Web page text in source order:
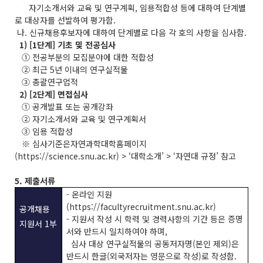
자기소개서와 교육 및 연구계획, 임용적합성 등에 대하여 단계별
로 대상자를 선발하여 평가함.
나. 신규채용후보자에 대하여 단계별로 다음 각 호의 사항을 심사함.
1) [1단계] 기초 및 전공심사
① 전공부분의 모집분야에 대한 적합성
② 최근 5년 이내의 연구실적물
③ 총괄연구업적
2) [2단계] 면접심사
① 공개발표 또는 공개강좌
② 자기소개서와 교육 및 연구계획서
③ 임용 적합성
※ 심사기준은자연과학대학홈페이지
(https://science.snu.ac.kr) > ‘대학소개’ > ‘자연대 규정’ 참고
5. 제출서류
공개채용
지원서 1부
- 온라인 지원
(https://facultyrecruitment.snu.ac.kr)
- 지원서 작성 시 학력 및 경력사항의 기간 등은 증명
서와 반드시 일치하여야 하며,
심사 대상 연구실적물의 공동저자명(본인 제외)은
반드시 한글(외국저자는 영문으로 작성)로 작성함.